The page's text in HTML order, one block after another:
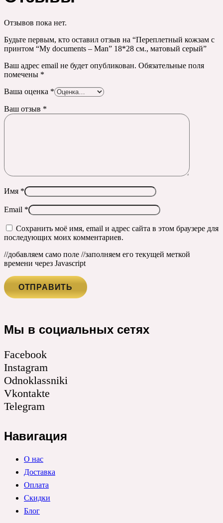
Отзывов пока нет.
Будьте первым, кто оставил отзыв на “Переплетный кожзам с
принтом “My documents – Man” 18*28 см., матовый серый”
Ваш адрес email не будет опубликован. Обязательные поля
помечены *
Ваша оценка *
Ваш отзыв *
Имя *
Email *
Сохранить моё имя, email и адрес сайта в этом браузере для
последующих моих комментариев.
//добавляем само поле //заполняем его текущей меткой
времени через Javascript
Мы в социальных сетях
Facebook
Instagram
Odnoklassniki
Vkontakte
Telegram
Навигация
О нас
Доставка
Оплата
Скидки
Блог